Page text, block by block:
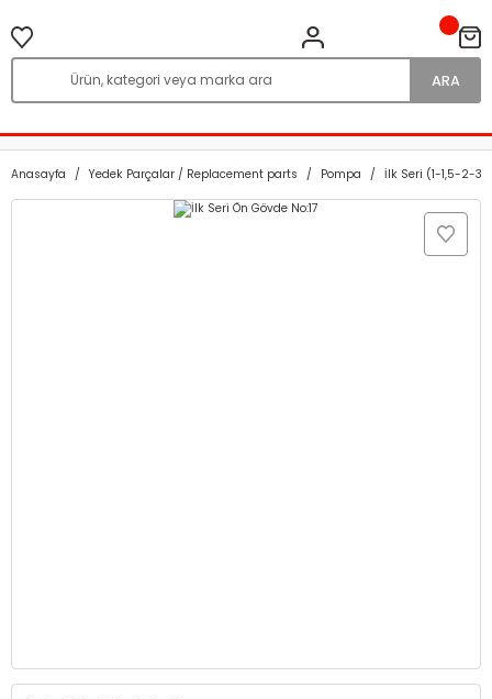
ARA
Anasayfa Yedek Parçalar / Replacement parts Pompa İlk Seri (1-1,5-2-3